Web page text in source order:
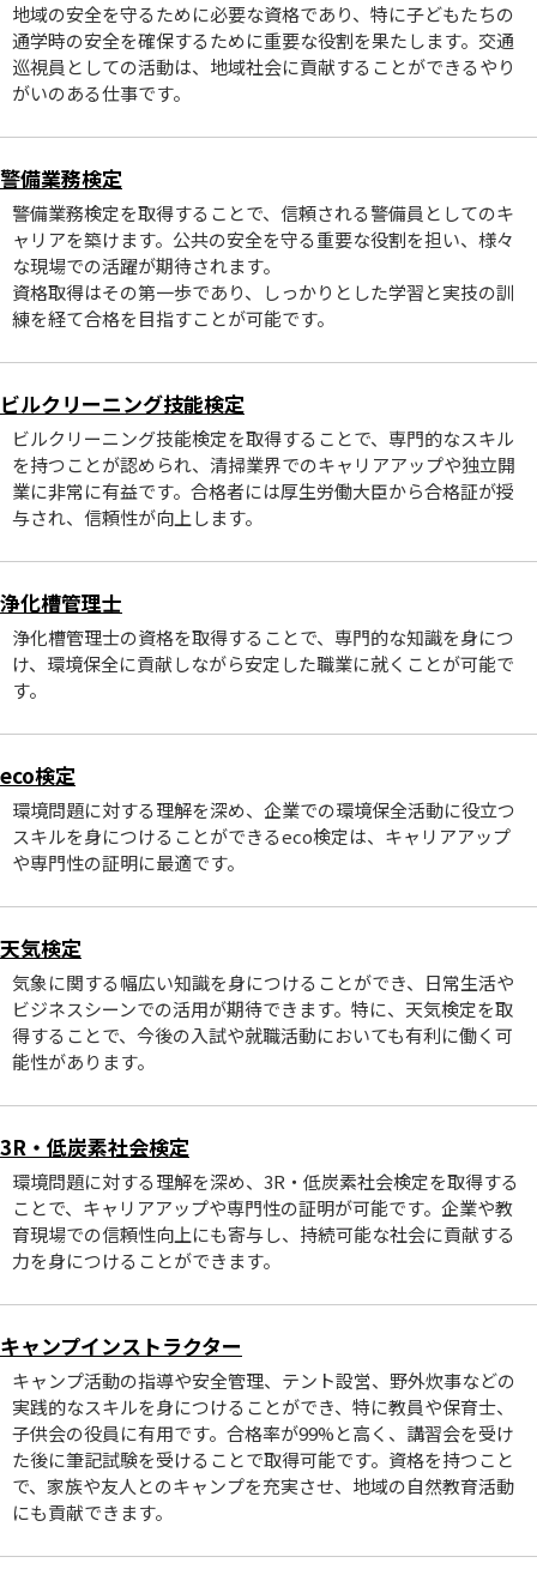
地域の安全を守るために必要な資格であり、特に子どもたちの
通学時の安全を確保するために重要な役割を果たします。交通
巡視員としての活動は、地域社会に貢献することができるやり
がいのある仕事です。
警備業務検定
警備業務検定を取得することで、信頼される警備員としてのキ
ャリアを築けます。公共の安全を守る重要な役割を担い、様々
な現場での活躍が期待されます。
資格取得はその第一歩であり、しっかりとした学習と実技の訓
練を経て合格を目指すことが可能です。
ビルクリーニング技能検定
ビルクリーニング技能検定を取得することで、専門的なスキル
を持つことが認められ、清掃業界でのキャリアアップや独立開
業に非常に有益です。合格者には厚生労働大臣から合格証が授
与され、信頼性が向上します。
浄化槽管理士
浄化槽管理士の資格を取得することで、専門的な知識を身につ
け、環境保全に貢献しながら安定した職業に就くことが可能で
す。
eco検定
環境問題に対する理解を深め、企業での環境保全活動に役立つ
スキルを身につけることができるeco検定は、キャリアアップ
や専門性の証明に最適です。
天気検定
気象に関する幅広い知識を身につけることができ、日常生活や
ビジネスシーンでの活用が期待できます。特に、天気検定を取
得することで、今後の入試や就職活動においても有利に働く可
能性があります。
3R・低炭素社会検定
環境問題に対する理解を深め、3R・低炭素社会検定を取得する
ことで、キャリアアップや専門性の証明が可能です。企業や教
育現場での信頼性向上にも寄与し、持続可能な社会に貢献する
力を身につけることができます。
キャンプインストラクター
キャンプ活動の指導や安全管理、テント設営、野外炊事などの
実践的なスキルを身につけることができ、特に教員や保育士、
子供会の役員に有用です。合格率が99%と高く、講習会を受け
た後に筆記試験を受けることで取得可能です。資格を持つこと
で、家族や友人とのキャンプを充実させ、地域の自然教育活動
にも貢献できます。